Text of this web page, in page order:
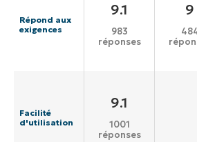
Répond aux
exigences
9.1
983
réponses
9
Facilité
d'utilisation
9.1
1001
réponses